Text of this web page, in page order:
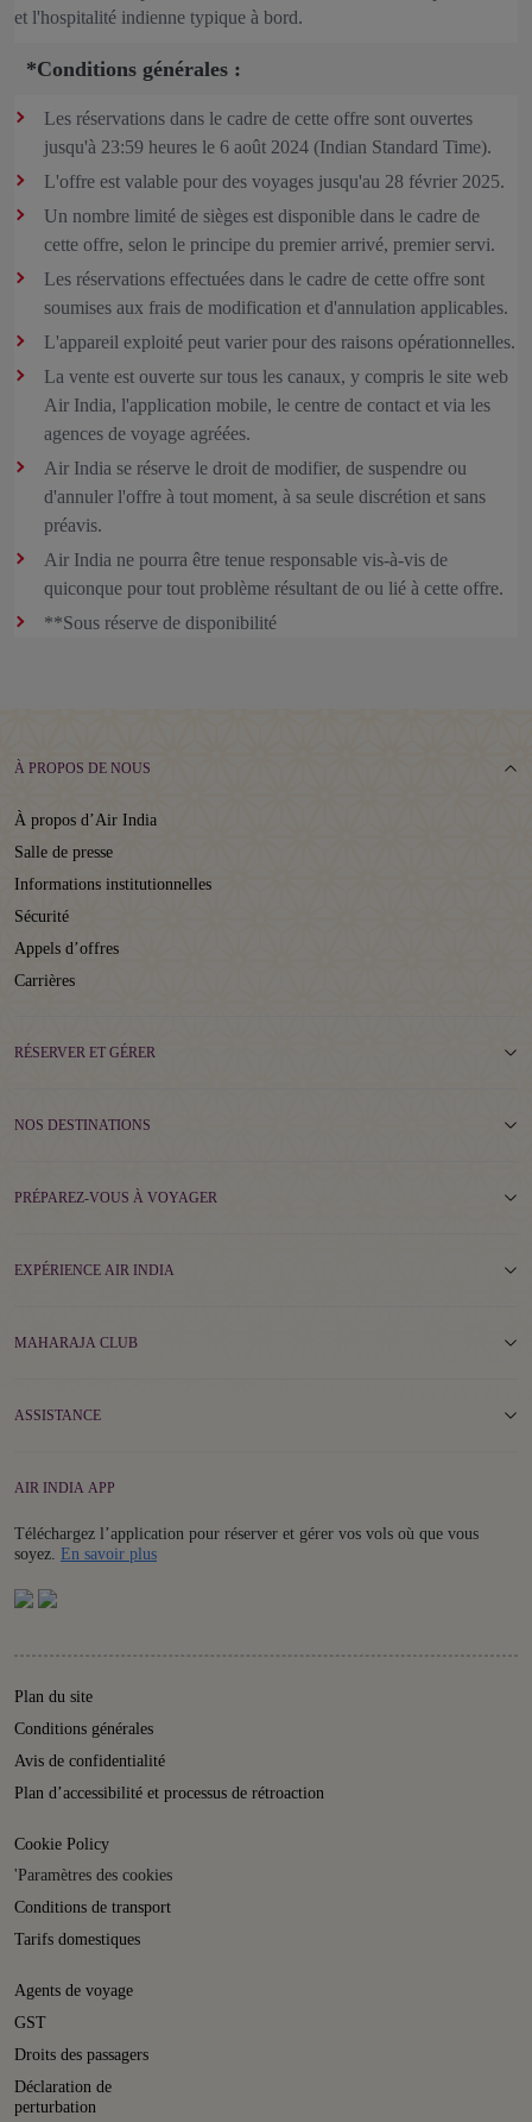
et l'hospitalité indienne typique à bord.
*Conditions générales :
Les réservations dans le cadre de cette offre sont ouvertes
jusqu'à 23:59 heures le 6 août 2024 (Indian Standard Time).
L'offre est valable pour des voyages jusqu'au 28 février 2025.
Un nombre limité de sièges est disponible dans le cadre de
cette offre, selon le principe du premier arrivé, premier servi.
Les réservations effectuées dans le cadre de cette offre sont
soumises aux frais de modification et d'annulation applicables.
L'appareil exploité peut varier pour des raisons opérationnelles.
La vente est ouverte sur tous les canaux, y compris le site web
Air India, l'application mobile, le centre de contact et via les
agences de voyage agréées.
Air India se réserve le droit de modifier, de suspendre ou
d'annuler l'offre à tout moment, à sa seule discrétion et sans
préavis.
Air India ne pourra être tenue responsable vis-à-vis de
quiconque pour tout problème résultant de ou lié à cette offre.
**Sous réserve de disponibilité
À PROPOS DE NOUS
À propos d’Air India
Salle de presse
Informations institutionnelles
Sécurité
Appels d’offres
Carrières
RÉSERVER ET GÉRER
NOS DESTINATIONS
PRÉPAREZ-VOUS À VOYAGER
EXPÉRIENCE AIR INDIA
MAHARAJA CLUB
ASSISTANCE
AIR INDIA APP
Téléchargez l’application pour réserver et gérer vos vols où que vous
soyez. En savoir plusDetails
Plan du site
Conditions générales
Avis de confidentialité
Plan d’accessibilité et processus de rétroaction
Cookie Policy
'Paramètres des cookies
Conditions de transport
Tarifs domestiques
Agents de voyage
GST
Droits des passagers
Déclaration de
perturbation